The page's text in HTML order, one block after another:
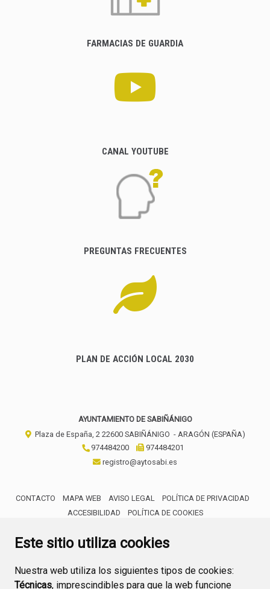
Este sitio utiliza cookies
Nuestra web utiliza los siguientes tipos de cookies:
Técnicas, imprescindibles para que la web funcione
FARMACIAS DE GUARDIA
CANAL YOUTUBE
PREGUNTAS FRECUENTES
PLAN DE ACCIÓN LOCAL 2030
AYUNTAMIENTO DE SABIÑÁNIGO
Plaza de España, 2 22600 SABIÑÁNIGO - ARAGÓN (ESPAÑA)
974484200
974484201
registro@aytosabi.es
CONTACTO MAPA WEB AVISO LEGAL
POLÍTICA DE PRIVACIDAD
ACCESIBILIDAD
POLÍTICA DE COOKIES